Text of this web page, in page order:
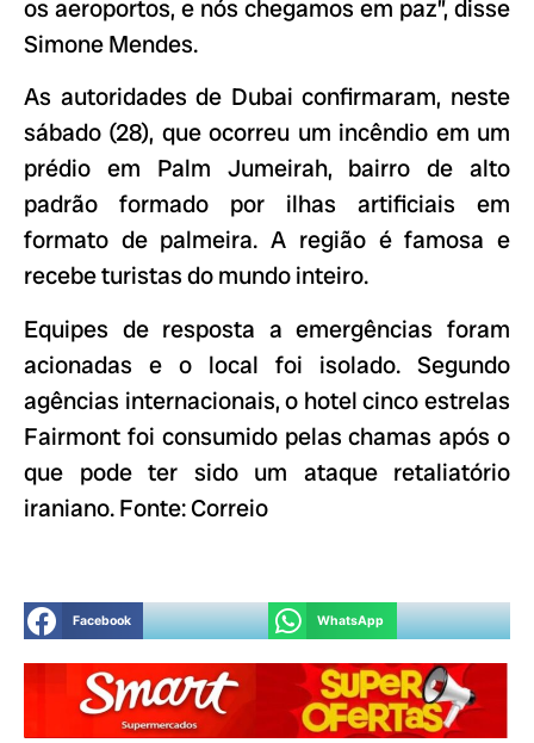
os aeroportos, e nós chegamos em paz”, disse
Simone Mendes.
As autoridades de Dubai confirmaram, neste
sábado (28), que ocorreu um incêndio em um
prédio em Palm Jumeirah, bairro de alto
padrão formado por ilhas artificiais em
formato de palmeira. A região é famosa e
recebe turistas do mundo inteiro.
Equipes de resposta a emergências foram
acionadas e o local foi isolado. Segundo
agências internacionais, o hotel cinco estrelas
Fairmont foi consumido pelas chamas após o
que pode ter sido um ataque retaliatório
iraniano. Fonte: Correio
Facebook WhatsApp